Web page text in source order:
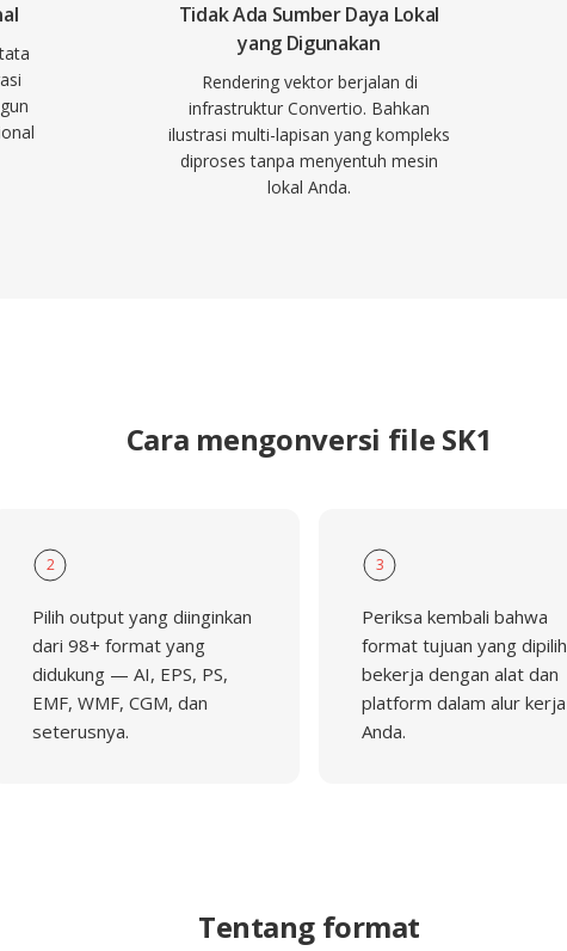
Tidak Ada Sumber Daya Lokal
yang Digunakan
Rendering vektor berjalan di
infrastruktur Convertio. Bahkan
ilustrasi multi-lapisan yang kompleks
diproses tanpa menyentuh mesin
lokal Anda.
Cara mengonversi file SK1
2
Pilih output yang diinginkan
dari 98+ format yang
didukung — AI, EPS, PS,
EMF, WMF, CGM, dan
seterusnya.
3
Periksa kembali bahwa
format tujuan yang dipilih
bekerja dengan alat dan
platform dalam alur kerja
Anda.
Tentang format